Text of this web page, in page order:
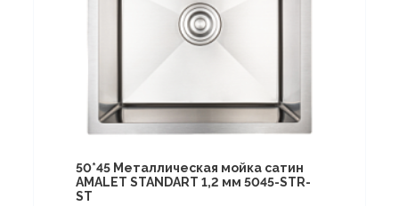
50*45 Металлическая мойка сатин
AMALET STANDART 1,2 мм 5045-STR-
ST